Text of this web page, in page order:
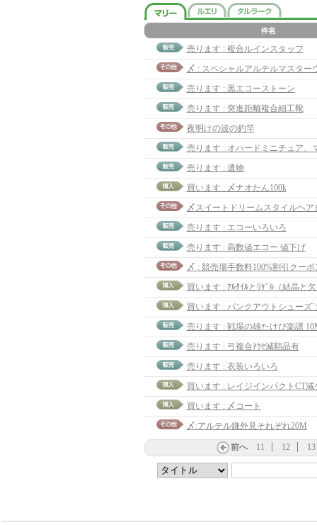
売ります : 複合ルインスタッフ
売ります : 黒エコーストーン
売ります : 突進距離複合細工靴
夜明けの波の釣竿
売ります : オハードミニチュア、
売ります : 遺物
買います : 〆ナオたん100k
売ります : エコーいろいろ
売ります : 高数値エコー 値下げ
〆 : 競売場手数料100%割引クーポ
買います : ｱﾙﾀｲﾙとﾘｹﾞﾙ（結晶と
買います : パンクアウトシューズ
売ります : 戦場の雄たけび楽譜
売ります : 弓複合ｱｸｾ減額品有
売ります : 衣装いろいろ
買います : レイジインパクトCT減
買います : 〆コート
〆:アルテル鎌外見それぞれ20M
前へ 11 12 13